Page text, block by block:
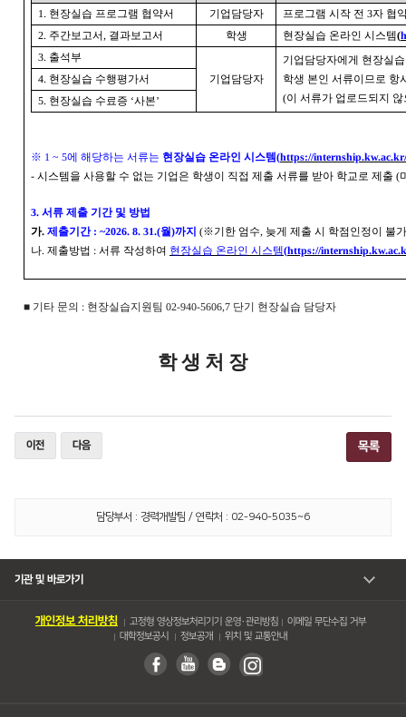
1. 현장실습 프로그램 협약서 기업담당자 프로그램 시작 전 3자 협
2. 주간보고서, 결과보고서 학생 현장실습 온라인 시스템(
3. 출석부
기업담당자
기업담당자에게 현장실
학생 본인 서류이므로 항
(이 서류가 업로드되지
4. 현장실습 수행평가서
5. 현장실습 수료증 ‘사본’
※ 1 ~ 5에 해당하는 서류는 현장실습 온라인 시스템(https://internship.kw.ac.kr/
- 시스템을 사용할 수 없는 기업은 학생이 직접 제출 서류를 받아 학교로 제출 (
3. 서류 제출 기간 및 방법
가. 제출기간 : ~2026. 8. 31.(월)까지 (※기한 엄수, 늦게 제출 시 학점인정이 불
나. 제출방법 : 서류 작성하여 현장실습 온라인 시스템(https://
■ 기타 문의 : 현장실습지원팀02-940-5606,7 단기 현장실습 담당자
학 생 처 장
이전 다음 목록
담당부서 : 경력개발팀 / 연락처 : 02-940-5035~6
기관 및 바로가기
개인정보 처리방침 고정형 영상정보처리기기 운영・관리방침
이메일 무단수집 거부
대학정보공시
정보공개 위치 및 교통안내